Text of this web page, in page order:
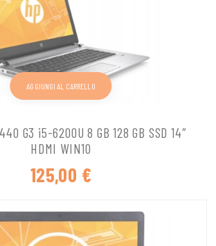
G3 i5-6200U 8 GB 128 GB SSD 14″
HDMI WIN10
125,00 €
AGGIUNGI AL CARRELLO